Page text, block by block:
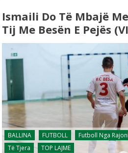
Ismaili Do Të Mbajë
Tij Me Besën E Pejës
BALLINA FUTBOLL Futboll Nga Rajoni
Të Tjera
TOP LAJME